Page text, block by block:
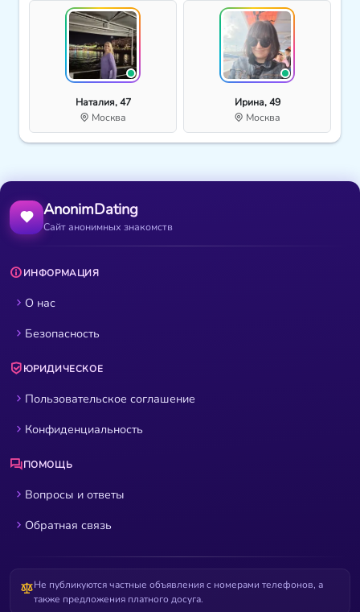
Наталия, 47
Москва
Ирина, 49
Москва
AnonimDating
Сайт анонимных знакомств
ИНФОРМАЦИЯ
О нас
Безопасность
ЮРИДИЧЕСКОЕ
Пользовательское соглашение
Конфиденциальность
ПОМОЩЬ
Вопросы и ответы
Обратная связь
Не публикуются частные объявления с номерами телефонов, а
также предложения платного досуга.